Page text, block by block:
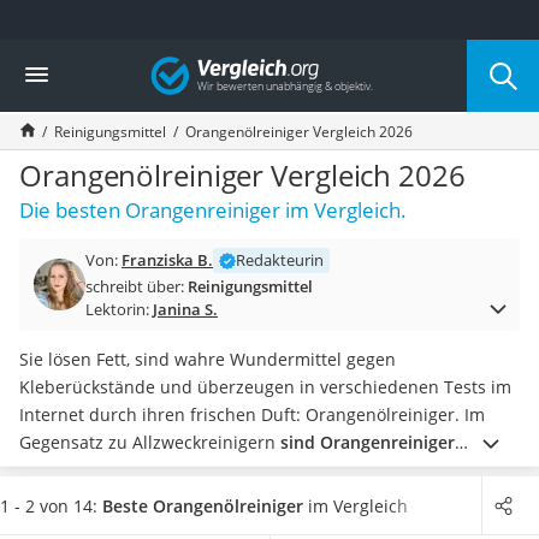
Die beliebtesten Vergleiche nach Kategorie
Drogerie
Inhalator
Haarschneider
Rollator
Braun Rasierer
Katzenklappe (Chip)
Masturbator
Massagepistole
Reisehaartrockner
Eiweißpulver
Magnesiumpräparat
Katzenklappe
Nackenmassagegerät
Zeckenschutz Katze
Vergleich
Reinigungsmittel Orangenölreiniger Vergleich 2026
Orangenölreiniger Vergleich 2026
Die besten Orangenreiniger im Vergleich.
Von: Franziska B.
Redakteurin
schreibt über: Reinigungsmittel
Lektorin: Janina S.
Sie lösen Fett, sind wahre Wundermittel gegen
Kleberückstände und überzeugen in verschiedenen Tests im
Internet durch ihren frischen Duft: Orangenölreiniger. Im
Gegensatz zu Allzweckreinigern sind Orangenreiniger
materialschonender und individueller dosierbar.
Entscheiden Sie sich jetzt für eine Vorratspackung aus
1 - 2 von 14: Beste Orangenölreiniger im Vergleich